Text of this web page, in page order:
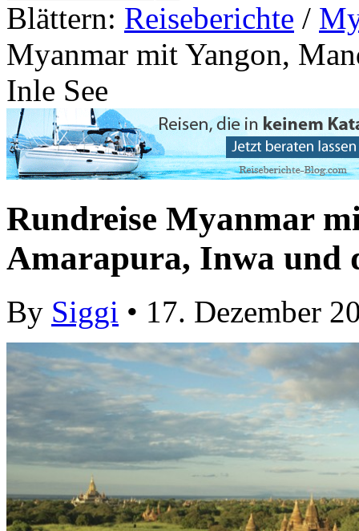
Blättern: Reiseberichte /
Myanmar mit Yangon,
Inle See
Rundreise Myanmar
Amarapura, Inwa und
By Siggi • 17. Dezember